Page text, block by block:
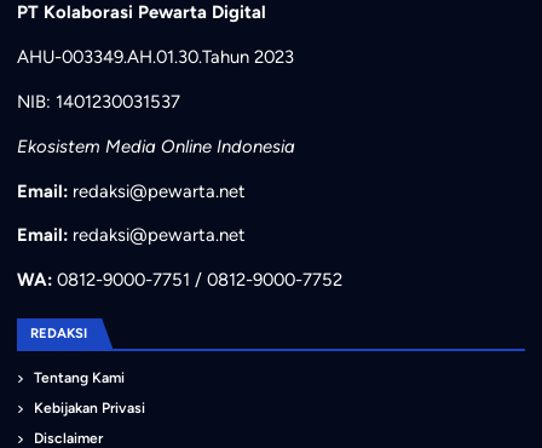
PT Kolaborasi Pewarta Digital
AHU-003349.AH.01.30.Tahun 2023
NIB: 1401230031537
Ekosistem Media Online Indonesia
Email: redaksi@pewarta.net
Email: redaksi@pewarta.net
WA:0812-9000-7751 / 0812-9000-7752
REDAKSI
Tentang Kami
Kebijakan Privasi
Disclaimer